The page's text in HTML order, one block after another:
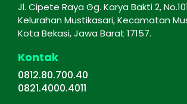
Jl. Cipete Raya Gg. Karya Bakti 2,
Kelurahan Mustikasari, Kecamatan
Kota Bekasi, Jawa Barat 17157.
Kontak
0812.80.700.40
0821.4000.4011